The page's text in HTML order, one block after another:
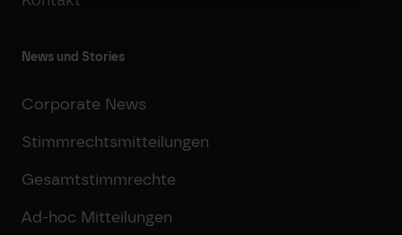
News und Stories
Corporate News
Stimmrechtsmitteilungen
Gesamtstimmrechte
Ad-hoc Mitteilungen